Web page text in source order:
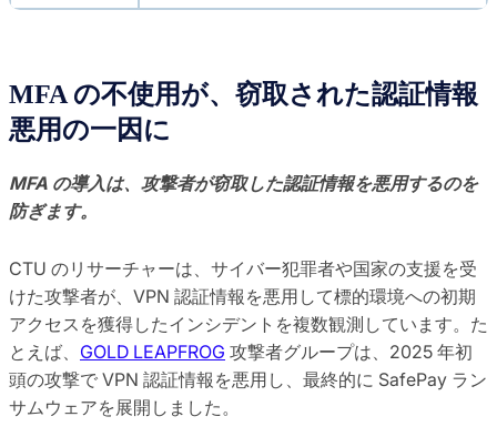
MFA の不使用が、窃取された認証情報
悪用の一因に
MFA の導入は、攻撃者が窃取した認証情報を悪用するのを
防ぎます。
CTU のリサーチャーは、サイバー犯罪者や国家の支援を受
けた攻撃者が、VPN 認証情報を悪用して標的環境への初期
アクセスを獲得したインシデントを複数観測しています。た
とえば、 GOLD LEAPFROG 攻撃者グループは、2025 年初
頭の攻撃で VPN 認証情報を悪用し、最終的に SafePay ラン
サムウェアを展開しました。